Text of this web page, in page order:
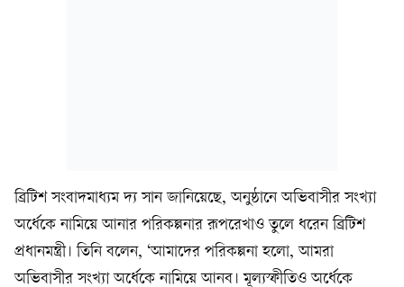
ব্রিটিশ সংবাদমাধ্যম দ্য সান জানিয়েছে, অনুষ্ঠানে অভিবাসীর সংখ্যা
অর্ধেকে নামিয়ে আনার পরিকল্পনার রূপরেখাও তুলে ধরেন ব্রিটিশ
প্রধানমন্ত্রী। তিনি বলেন, ‘আমাদের পরিকল্পনা হলো, আমরা
অভিবাসীর সংখ্যা অর্ধেকে নামিয়ে আনব। মূল্যস্ফীতিও অর্ধেকে